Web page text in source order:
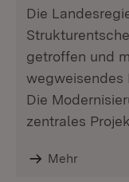
Die
getroffen und
wegweisendes
Die
zentrales
Mehr